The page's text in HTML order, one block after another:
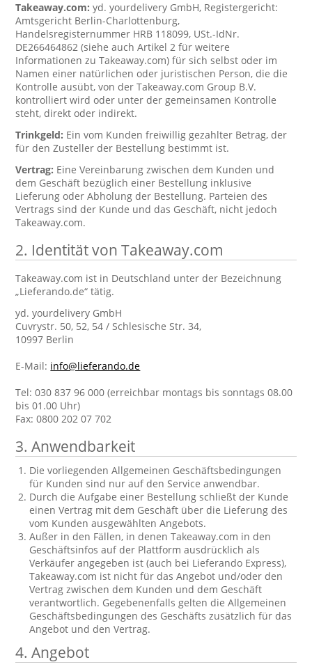
Takeaway.com:yd. yourdelivery GmbH, Registergericht:
Amtsgericht Berlin-Charlottenburg,
Handelsregisternummer HRB 118099, USt.-IdNr.
DE266464862 (siehe auch Artikel 2 für weitere
Informationen zu Takeaway.com) für sich selbst oder im
Namen einer natürlichen oder juristischen Person, die die
Kontrolle ausübt, von der Takeaway.com Group B.V.
kontrolliert wird oder unter der gemeinsamen Kontrolle
steht, direkt oder indirekt.
Trinkgeld: Ein vom Kunden freiwillig gezahlter Betrag, der
für den Zusteller der Bestellung bestimmt ist.
Vertrag: Eine Vereinbarung zwischen dem Kunden und
dem Geschäft bezüglich einer Bestellung inklusive
Lieferung oder Abholung der Bestellung. Parteien des
Vertrags sind der Kunde und das Geschäft, nicht jedoch
Takeaway.com.
2. Identität von Takeaway.com
Takeaway.com ist in Deutschland unter der Bezeichnung
„Lieferando.de“ tätig.
yd. yourdelivery GmbH
Cuvrystr. 50, 52, 54 / Schlesische Str. 34,
10997 Berlin
E-Mail: info@lieferando.de
Tel: 030 837 96 000 (erreichbar montags bis sonntags 08.00
bis 01.00 Uhr)
Fax: 0800 202 07 702
3. Anwendbarkeit
Die vorliegenden Allgemeinen Geschäftsbedingungen
für Kunden sind nur auf den Service anwendbar.
Durch die Aufgabe einer Bestellung schließt der Kunde
einen Vertrag mit dem Geschäft über die Lieferung des
vom Kunden ausgewählten Angebots.
Außer in den Fällen, in denen Takeaway.com in den
Geschäftsinfos auf der Plattform ausdrücklich als
Verkäufer angegeben ist (auch bei Lieferando Express),
Takeaway.com ist nicht für das Angebot und/oder den
Vertrag zwischen dem Kunden und dem Geschäft
verantwortlich. Gegebenenfalls gelten die Allgemeinen
Geschäftsbedingungen des Geschäfts zusätzlich für das
Angebot und den Vertrag.
4. Angebot